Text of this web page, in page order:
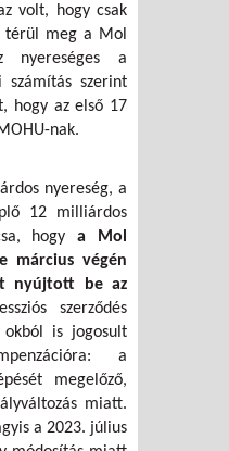
volt, hogy csak
térül meg a Mol
nyereséges a
számítás szerint
hogy az első 17
nak.
nyereség, a
12 milliárdos
hogya Mol
március végén
nyújtott be az
szerződés
is jogosult
a
megelőző,
miatt.
a 2023. július